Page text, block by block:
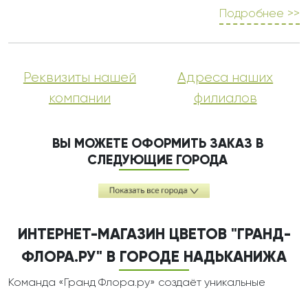
Подробнее >>
Реквизиты нашей
компании
Адреса наших
филиалов
ВЫ МОЖЕТЕ ОФОРМИТЬ ЗАКАЗ В
СЛЕДУЮЩИЕ ГОРОДА
ИНТЕРНЕТ-МАГАЗИН ЦВЕТОВ "ГРАНД-
ФЛОРА.РУ" В ГОРОДЕ НАДЬКАНИЖА
Команда «Гранд Флора.ру» создаёт уникальные